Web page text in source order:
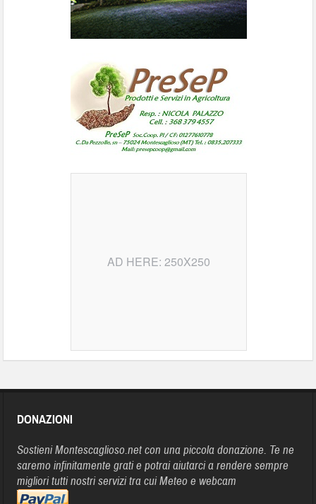
AD HERE: 250X250
DONAZIONI
Sostieni Montescaglioso.net con una piccola donazione. Te ne
saremo infinitamente grati e potrai aiutarci a rendere sempre
migliori tutti nostri servizi tra cui Meteo e webcam